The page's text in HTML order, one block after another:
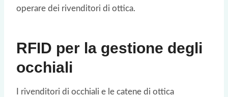
operare dei rivenditori di ottica.
RFID per la gestione degli
occhiali
I rivenditori di occhiali e le catene di ottica